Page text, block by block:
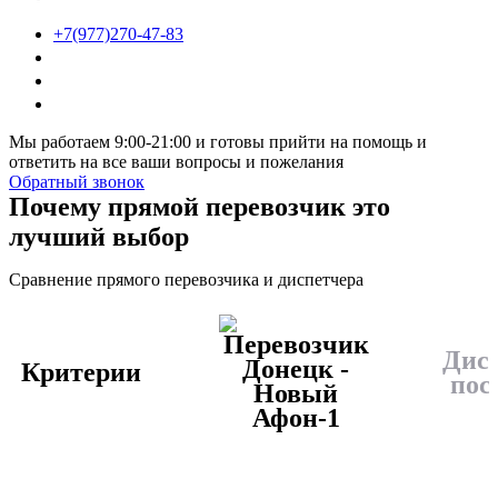
+7(977)270-47-83
Мы работаем 9:00-21:00 и готовы прийти на помощь и
ответить на все ваши вопросы и пожелания
Обратный звонок
Почему прямой перевозчик это
лучший выбор
Сравнение прямого перевозчика и диспетчера
Критерии